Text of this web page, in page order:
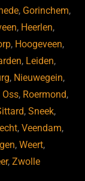
, Gorinchem,
, Heerlen,
, Hoogeveen,
, Leiden,
, Nieuwegein,
Oss, Roermond,
, Sneek,
,Veendam,
,Weert,
,Zwolle